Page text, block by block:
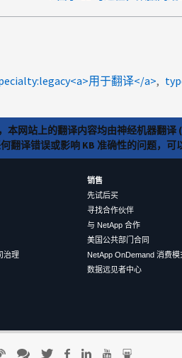
用于翻译</a>
本网站上的翻译内容均由神经机器翻
翻译错误或影响 KB 准确性的问题，可
治理
销售
先试后买
寻找合作伙伴
与 NetApp 合作
美国公共部门合同
NetApp OnDemand 消费模
数据远见者中心